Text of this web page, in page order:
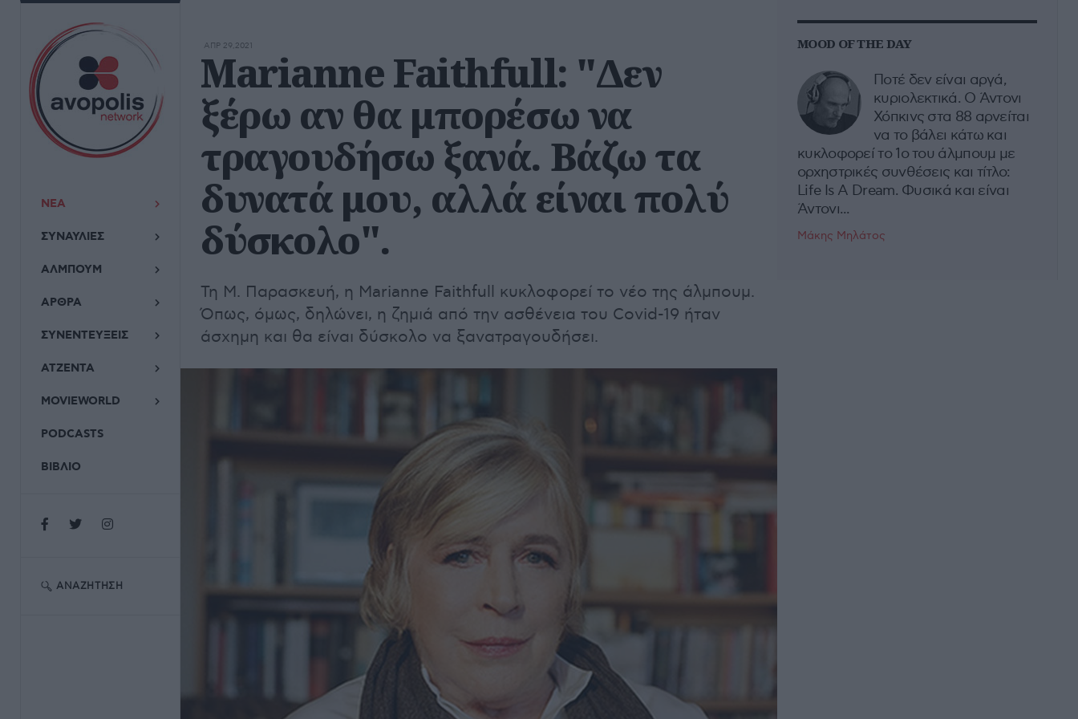
ΝΕΑ
ΣΥΝΑΥΛΙΕΣ
ΑΛΜΠΟΥΜ
ΑΡΘΡΑ
ΣΥΝΕΝΤΕΥΞΕΙΣ
ΑΤΖΕΝΤΑ
MOVIEWORLD
PODCASTS
ΒΙΒΛΙΟ
ΑΝΑΖΉΤΗΣΗ
ΑΠΡ 29,2021
Marianne Faithfull: "Δεν
ξέρω αν θα μπορέσω να
τραγουδήσω ξανά. Βάζω τα
δυνατά μου, αλλά είναι πολύ
δύσκολο".
Τη Μ. Παρασκευή, η Marianne Faithfull κυκλοφορεί το νέο της άλμπουμ.
Όπως, όμως, δηλώνει, η ζημιά από την ασθένεια του Covid-19 ήταν
άσχημη και θα είναι δύσκολο να ξανατραγουδήσει.
MOOD OF THE DAY
Ποτέ δεν είναι αργά,
κυριολεκτικά. Ο Άντονι
Χόπκινς στα 88 αρνείται
να το βάλει κάτω και
κυκλοφορεί το 1ο του άλμπουμ με
ορχηστρικές συνθέσεις και τίτλο:
Life Is A Dream. Φυσικά και είναι
Άντονι...
Μάκης Μηλάτος